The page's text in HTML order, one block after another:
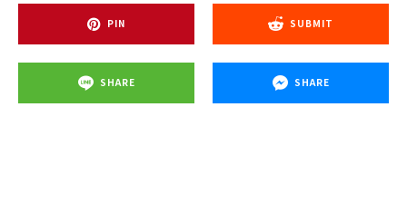
PIN SUBMIT
SHARE SHARE